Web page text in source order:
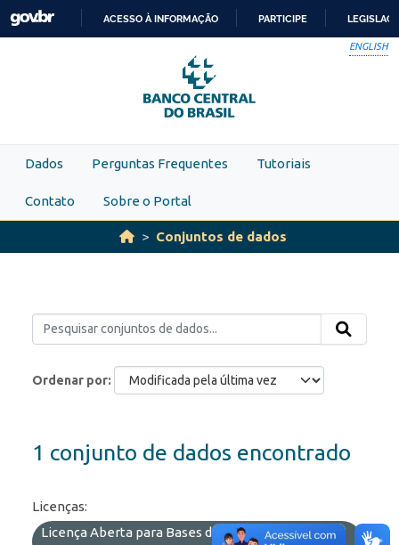
Skip to main content
PARA
O
CONTEÚDO
ACESSO À INFORMAÇÃO PARTICIPE
ENGLISH
Dados Perguntas Frequentes Tutoriais
Contato Sobre o Portal
Conjuntos de dados
Ordenar por
1 conjunto de dados encontrado
Licenças:
Licença Aberta para Bases de Dados (ODbL) do